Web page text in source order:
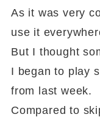
As it was very
use it
But I thought
I began to play
from last week.
Compared to